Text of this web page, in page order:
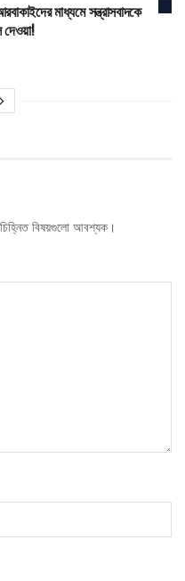
মাধ্যমে সন্ত্রাসবাদকে
দেওয়া!
চিহ্নিত বিষয়গুলো আবশ্যক।